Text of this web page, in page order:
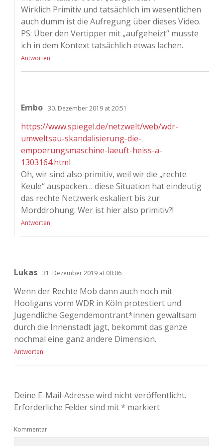
Wirklich Primitiv und tatsächlich im wesentlichen
auch dumm ist die Aufregung über dieses Video.
PS: Über den Vertipper mit „aufgeheizt“ musste
ich in dem Kontext tatsächlich etwas lachen.
Antworten
Embo 30. Dezember 2019 at 20:51
https://www.spiegel.de/netzwelt/web/wdr-
umweltsau-skandalisierung-die-
empoerungsmaschine-laeuft-heiss-a-
1303164.html
Oh, wir sind also primitiv, weil wir die „rechte
Keule“ auspacken… diese Situation hat eindeutig
das rechte Netzwerk eskaliert bis zur
Morddrohung. Wer ist hier also primitiv?!
Antworten
Lukas 31. Dezember 2019 at 00:06
Wenn der Rechte Mob dann auch noch mit
Hooligans vorm WDR in Köln protestiert und
Jugendliche Gegendemontrant*innen gewaltsam
durch die Innenstadt jagt, bekommt das ganze
nochmal eine ganz andere Dimension.
Antworten
Deine E-Mail-Adresse wird nicht veröffentlicht.
Erforderliche Felder sind mit* markiert
Kommentar